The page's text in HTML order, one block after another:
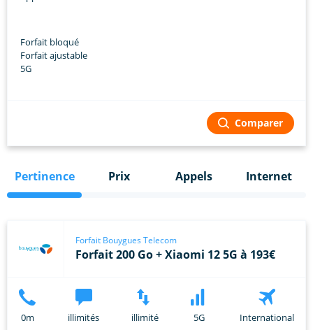
Comparer
Pertinence Prix Appels Internet
Forfait Bouygues Telecom
Forfait 200 Go + Xiaomi 12 5G à 193€
0m illimités illimité 5G International